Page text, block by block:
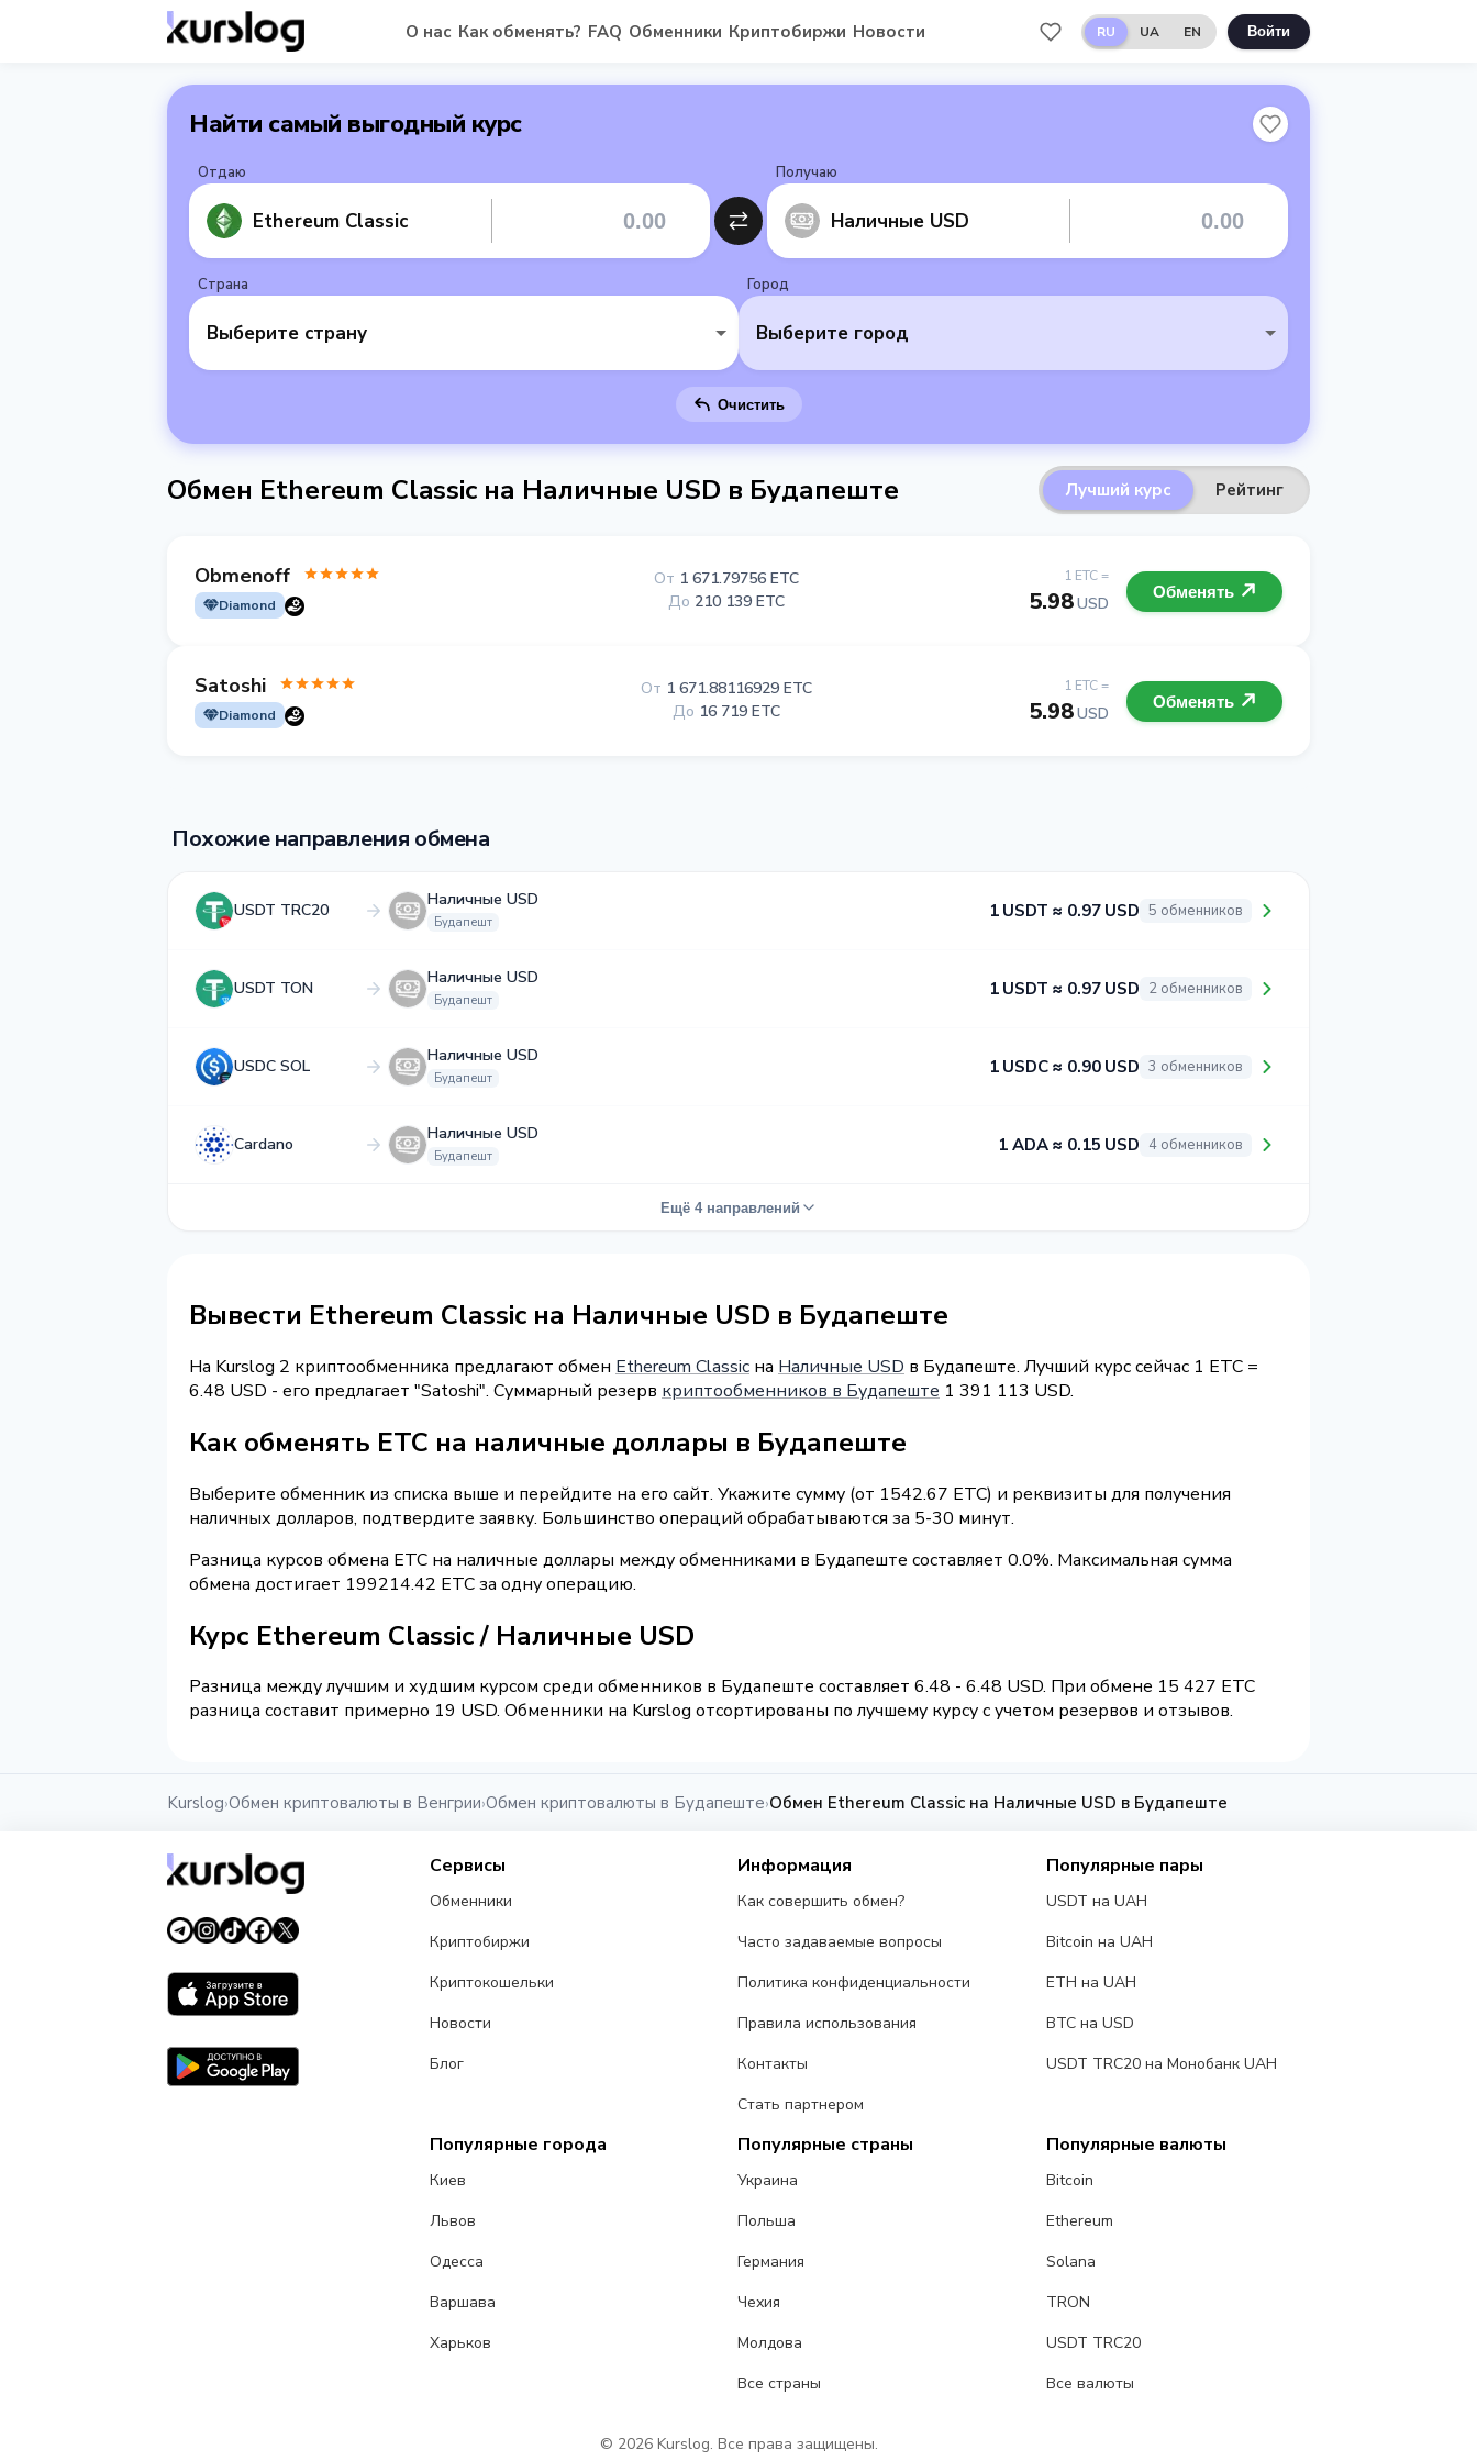
О нас Как обменять? FAQ Обменники Криптобиржи Новости RU UA EN Войти
Найти самый выгодный курс
Отдаю
Ethereum Classic
Получаю
Наличные USD
Страна
Выберите страну
Город
Выберите город
Очистить
Обмен Ethereum Classic на Наличные USD в Будапеште Лучший курс Рейтинг
Obmenoff
Diamond
1 ETC =
5.98USD
От 1 671.79756 ETC
До 210 139 ETC Обменять
Satoshi
Diamond
1 ETC =
5.98USD
От 1 671.88116929 ETC
До 16 719 ETC Обменять
Похожие направления обмена
USDT TRC20
Наличные USD
Будапешт
1 USDT ≈ 0.97 USD 5 обменников
USDT TON
Наличные USD
Будапешт
1 USDT ≈ 0.97 USD 2 обменников
USDC SOL
Наличные USD
Будапешт
1 USDC ≈ 0.90 USD 3 обменников
Cardano
Наличные USD
Будапешт
1 ADA ≈ 0.15 USD 4 обменников
Ещё 4 направлений
Вывести Ethereum Classic на Наличные USD в Будапеште
На Kurslog 2 криптообменника предлагают обмен Ethereum Classic на Наличные USD в Будапеште. Лучший курс сейчас 1 ETC =
6.48 USD - его предлагает "Satoshi". Суммарный резерв криптообменников в Будапеште 1 391 113 USD.
Как обменять ETC на наличные доллары в Будапеште
Выберите обменник из списка выше и перейдите на его сайт. Укажите сумму (от 1542.67 ETC) и реквизиты для получения
наличных долларов, подтвердите заявку. Большинство операций обрабатываются за 5-30 минут.
Разница курсов обмена ETC на наличные доллары между обменниками в Будапеште составляет 0.0%. Максимальная сумма
обмена достигает 199214.42 ETC за одну операцию.
Курс Ethereum Classic / Наличные USD
Разница между лучшим и худшим курсом среди обменников в Будапеште составляет 6.48 - 6.48 USD. При обмене 15 427 ETC
разница составит примерно 19 USD. Обменники на Kurslog отсортированы по лучшему курсу с учетом резервов и отзывов.
Kurslog›Обмен криптовалюты в Венгрии›Обмен криптовалюты в Будапеште›Обмен Ethereum Classic на Наличные USD в Будапеште
Сервисы
Обменники
Криптобиржи
Криптокошельки
Новости
Блог
Информация
Как совершить обмен?
Часто задаваемые вопросы
Политика конфиденциальности
Правила использования
Контакты
Стать партнером
Популярные пары
USDT на UAH
Bitcoin на UAH
ETH на UAH
BTC на USD
USDT TRC20 на Монобанк UAH
Популярные города
Киев
Львов
Одесса
Варшава
Харьков
Популярные страны
Украина
Польша
Германия
Чехия
Молдова
Все страны
Популярные валюты
Bitcoin
Ethereum
Solana
TRON
USDT TRC20
Все валюты
© 2026 Kurslog. Все права защищены.